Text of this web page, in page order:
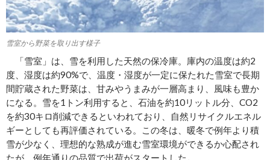
雪室から野菜を取り出す様⼦
「雪室」は、雪を利用した天然の保冷庫。庫内の温度は約2
度、湿度は約90%で、温度・湿度が⼀定に保たれた雪室で長期
間貯蔵された野菜は、甘みやうまみが一層高まり、風味も豊か
になる。雪を1トン利用すると、石油を約10リットル分、CO2
を約30キロ削減できるといわれており、自然リサイクルエネル
ギーとしても再評価されている。この冬は、暖冬で例年より積
雪が少なく、理想的な熟成が進む雪室環境ができるか心配され
たが、例年通りの品質で出荷がスタートした。